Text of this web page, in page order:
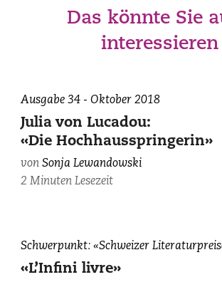
Das könnte Sie
interessieren
Ausgabe 34 - Oktober 2018
Julia von Lucadou:
«Die Hochhausspringerin»
vonSonja Lewandowski
2 Minuten Lesezeit
Noëlle
fotografiert
Schwerpunkt: «Schweizer
«L’Infini livre»